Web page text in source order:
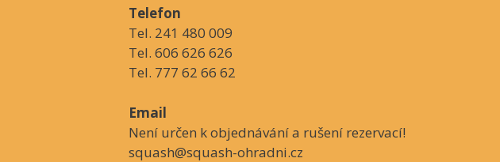
Telefon
Tel. 241 480 009
Tel. 606 626 626
Tel. 777 62 66 62
Email
Není určen k objednávání a rušení rezervací!
squash@squash-ohradni.cz